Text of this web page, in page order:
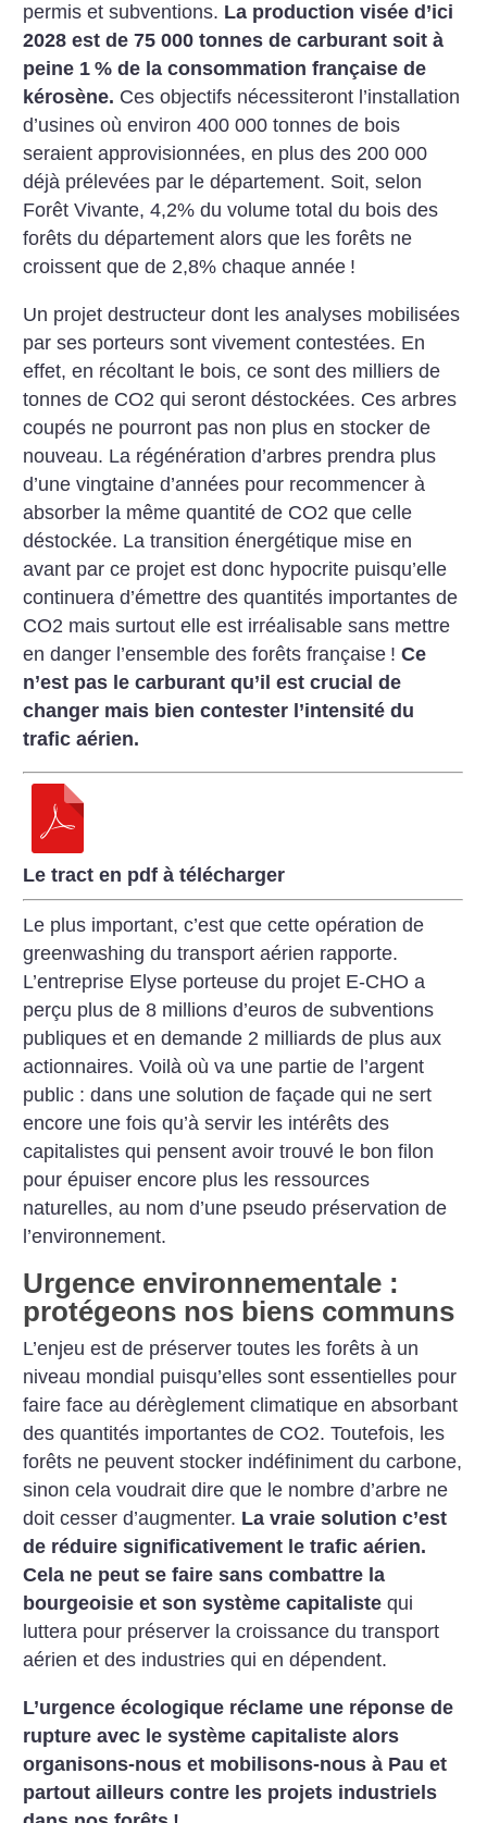
permis et subventions. La production visée d’ici
2028 est de 75 000 tonnes de carburant soit à
peine 1 % de la consommation française de
kérosène. Ces objectifs nécessiteront l’installation
d’usines où environ 400 000 tonnes de bois
seraient approvisionnées, en plus des 200 000
déjà prélevées par le département. Soit, selon
Forêt Vivante, 4,2% du volume total du bois des
forêts du département alors que les forêts ne
croissent que de 2,8% chaque année !
Un projet destructeur dont les analyses mobilisées
par ses porteurs sont vivement contestées. En
effet, en récoltant le bois, ce sont des milliers de
tonnes de CO2 qui seront déstockées. Ces arbres
coupés ne pourront pas non plus en stocker de
nouveau. La régénération d’arbres prendra plus
d’une vingtaine d’années pour recommencer à
absorber la même quantité de CO2 que celle
déstockée. La transition énergétique mise en
avant par ce projet est donc hypocrite puisqu’elle
continuera d’émettre des quantités importantes de
CO2 mais surtout elle est irréalisable sans mettre
en danger l’ensemble des forêts française !Ce
n’est pas le carburant qu’il est crucial de
changer mais bien contester l’intensité du
trafic aérien.
Le tract en pdf à télécharger
Le plus important, c’est que cette opération de
greenwashing du transport aérien rapporte.
L’entreprise Elyse porteuse du projet E-CHO a
perçu plus de 8 millions d’euros de subventions
publiques et en demande 2 milliards de plus aux
actionnaires. Voilà où va une partie de l’argent
public : dans une solution de façade qui ne sert
encore une fois qu’à servir les intérêts des
capitalistes qui pensent avoir trouvé le bon filon
pour épuiser encore plus les ressources
naturelles, au nom d’une pseudo préservation de
l’environnement.
Urgence environnementale :
protégeons nos biens communs
L’enjeu est de préserver toutes les forêts à un
niveau mondial puisqu’elles sont essentielles pour
faire face au dérèglement climatique en absorbant
des quantités importantes de CO2. Toutefois, les
forêts ne peuvent stocker indéfiniment du carbone,
sinon cela voudrait dire que le nombre d’arbre ne
doit cesser d’augmenter. La vraie solution c’est
de réduire significativement le trafic aérien.
Cela ne peut se faire sans combattre la
bourgeoisie et son système capitalistequi
luttera pour préserver la croissance du transport
aérien et des industries qui en dépendent.
L’urgence écologique réclame une réponse de
rupture avec le système capitaliste alors
organisons-nous et mobilisons-nous à Pau et
partout ailleurs contre les projets industriels